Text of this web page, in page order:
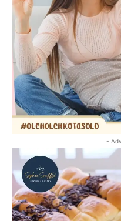
-